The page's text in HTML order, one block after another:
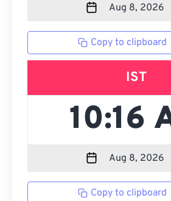
Copy to clipboard
IST
Copy to clipboard